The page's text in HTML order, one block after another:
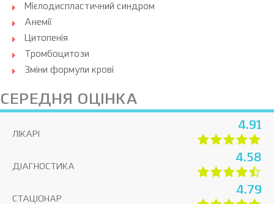
Мієлодиспластичний синдром
Анемії
Цитопенія
Тромбоцитози
Зміни формули крові
СЕРЕДНЯ ОЦІНКА
ЛІКАРІ
4.91
ДІАГНОСТИКА
4.58
СТАЦІОНАР
4.79